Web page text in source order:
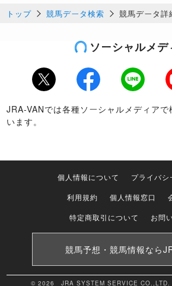
トップ 競馬データ検索 競馬データ詳
ソーシャルメデ
Twitter Facebook LINE
JRA-VANでは各種ソーシャルメディア
います。
個人情報について
プライバシ
利用規約
個人情報窓口
特定商取引について
お問
競馬予想・競馬情報なら
© 2026 JRA SYSTEM SERVICE